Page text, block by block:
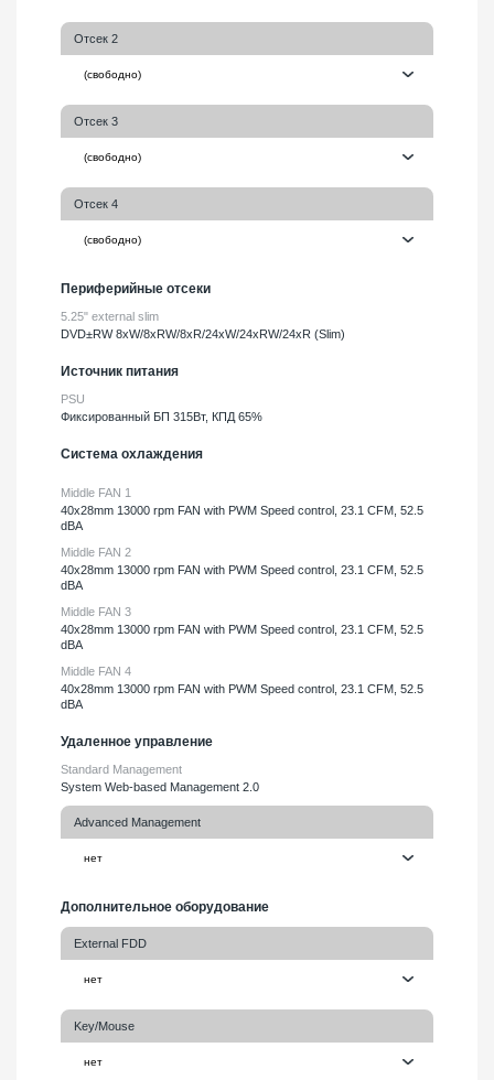
Отсек 2
Отсек 3
Отсек 4
Периферийные отсеки
5.25" external slim
DVD±RW 8xW/8xRW/8xR/24xW/24xRW/24xR (Slim)
Источник питания
PSU
Фиксированный БП 315Вт, КПД 65%
Система охлаждения
Middle FAN 1
40х28mm 13000 rpm FAN with PWM Speed control, 23.1 CFM, 52.5
dBA
Middle FAN 2
40х28mm 13000 rpm FAN with PWM Speed control, 23.1 CFM, 52.5
dBA
Middle FAN 3
40х28mm 13000 rpm FAN with PWM Speed control, 23.1 CFM, 52.5
dBA
Middle FAN 4
40х28mm 13000 rpm FAN with PWM Speed control, 23.1 CFM, 52.5
dBA
Удаленное управление
Standard Management
System Web-based Management 2.0
Advanced Management
Дополнительное оборудование
External FDD
Key/Mouse